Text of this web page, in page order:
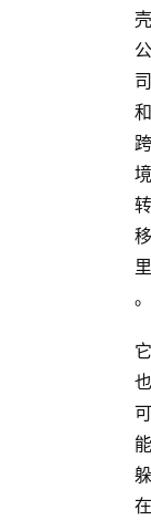
壳
公
司
和
跨
境
转
移
里
。
它
也
可
能
躲
在